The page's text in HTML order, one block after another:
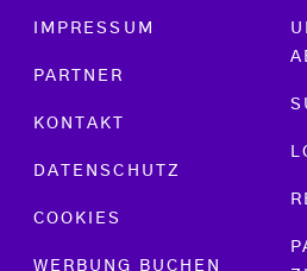
Footer menu
IMPRESSUM
PARTNER
KONTAKT
DATENSCHUTZ
COOKIES
WERBUNG BUCHEN